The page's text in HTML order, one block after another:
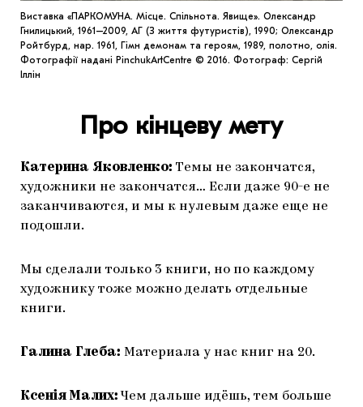
Виставка «ПАРКОМУНА. Місце. Спільнота. Явище». Олександр
Гнилицький, 1961–2009, АГ (З життя футуристів), 1990; Олександр
Ройтбурд, нар. 1961, Гімн демонам та героям, 1989, полотно, олія.
Фотографії надані PinchukArtCentre © 2016. Фотограф: Сергій
Іллін
Про кінцеву мету
Катерина Яковленко: Темы не закончатся,
художники не закончатся… Если даже 90-е не
заканчиваются, и мы к нулевым даже еще не
подошли.
Мы сделали только 3 книги, но по каждому
художнику тоже можно делать отдельные
книги.
Галина Глеба: Материала у нас книг на 20.
Ксенiя Малих: Чем дальше идёшь, тем больше